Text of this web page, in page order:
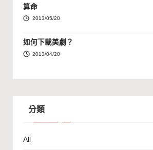
算命
2013/05/20
如何下載美劇？
2013/04/20
分類
All